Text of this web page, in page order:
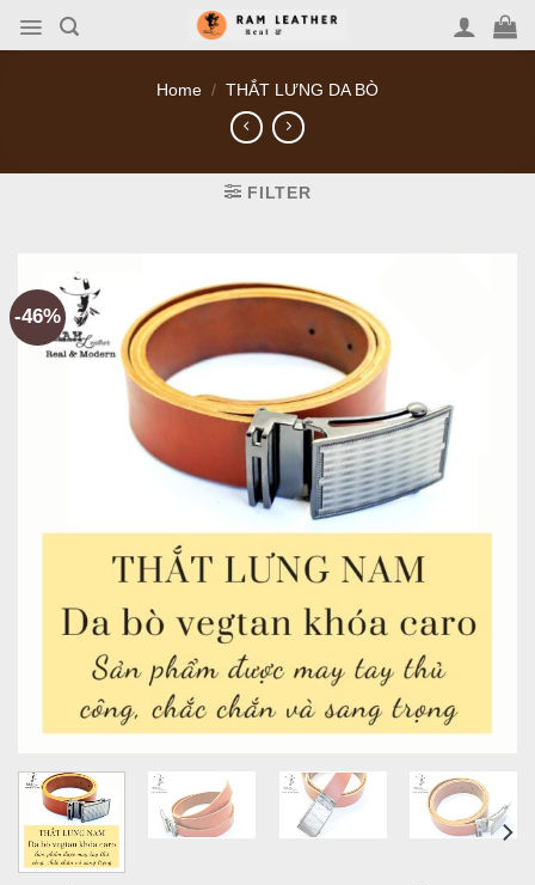
Home / THẮT LƯNG DA BÒ
FILTER
-46%